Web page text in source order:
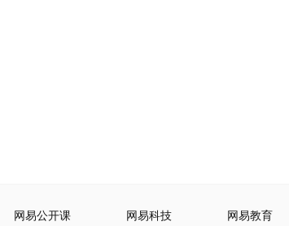
网易公开课 网易科技 网易教育